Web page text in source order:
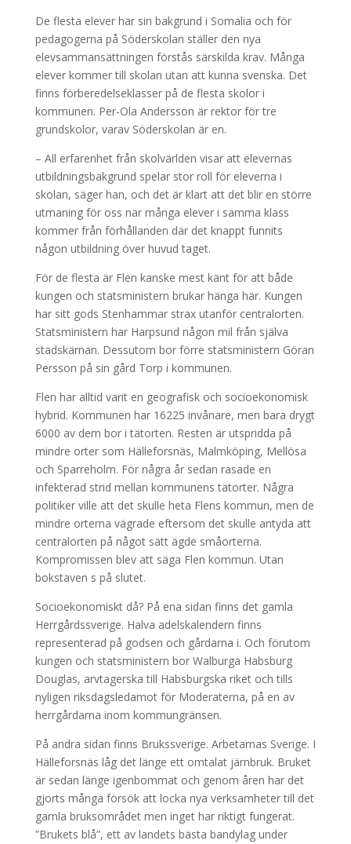
De flesta elever har sin bakgrund i Somalia och för
pedagogerna på Söderskolan ställer den nya
elevsammansättningen förstås särskilda krav. Många
elever kommer till skolan utan att kunna svenska. Det
finns förberedelseklasser på de flesta skolor i
kommunen. Per-Ola Andersson är rektor för tre
grundskolor, varav Söderskolan är en.
– All erfarenhet från skolvärlden visar att elevernas
utbildningsbakgrund spelar stor roll för eleverna i
skolan, säger han, och det är klart att det blir en större
utmaning för oss när många elever i samma klass
kommer från förhållanden där det knappt funnits
någon utbildning över huvud taget.
För de flesta är Flen kanske mest känt för att både
kungen och statsministern brukar hänga här. Kungen
har sitt gods Stenhammar strax utanför centralorten.
Statsministern har Harpsund någon mil från själva
stadskärnan. Dessutom bor förre statsministern Göran
Persson på sin gård Torp i kommunen.
Flen har alltid varit en geografisk och socioekonomisk
hybrid. Kommunen har 16225 invånare, men bara drygt
6000 av dem bor i tätorten. Resten är utspridda på
mindre orter som Hälleforsnäs, Malmköping, Mellösa
och Sparreholm. För några år sedan rasade en
infekterad strid mellan kommunens tätorter. Några
politiker ville att det skulle heta Flens kommun, men de
mindre orterna vägrade eftersom det skulle antyda att
centralorten på något sätt ägde småorterna.
Kompromissen blev att säga Flen kommun. Utan
bokstaven s på slutet.
Socioekonomiskt då? På ena sidan finns det gamla
Herrgårdssverige. Halva adelskalendern finns
representerad på godsen och gårdarna i. Och förutom
kungen och statsministern bor Walburga Habsburg
Douglas, arvtagerska till Habsburgska riket och tills
nyligen riksdagsledamot för Moderaterna, på en av
herrgårdarna inom kommungränsen.
På andra sidan finns Brukssverige. Arbetarnas Sverige. I
Hälleforsnäs låg det länge ett omtalat järnbruk. Bruket
är sedan länge igenbommat och genom åren har det
gjorts många försök att locka nya verksamheter till det
gamla bruksområdet men inget har riktigt fungerat.
”Brukets blå”, ett av landets bästa bandylag under